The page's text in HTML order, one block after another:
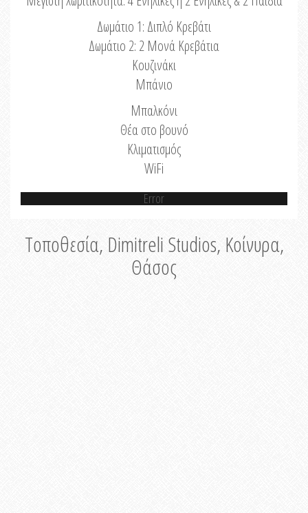
Δωμάτιο 1: Διπλό Κρεβάτι
Δωμάτιο 2: 2 Μονά Κρεβάτια
Κουζινάκι
Μπάνιο
Μπαλκόνι
Θέα στο βουνό
Κλιματισμός
WiFi
Error
Τοποθεσία, Dimitreli Studios, Κοίνυρα,
Θάσος